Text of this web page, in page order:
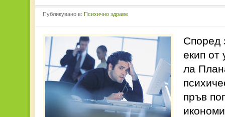
Публикувано в: Психично здраве
Според
екип от
ла
пръв